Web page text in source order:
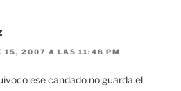
15, 2007 A LAS 11:48 PM
ese candado no guarda el